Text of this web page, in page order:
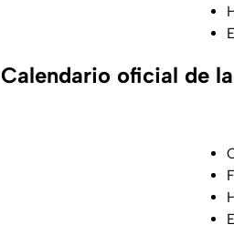
Calendario oficial de